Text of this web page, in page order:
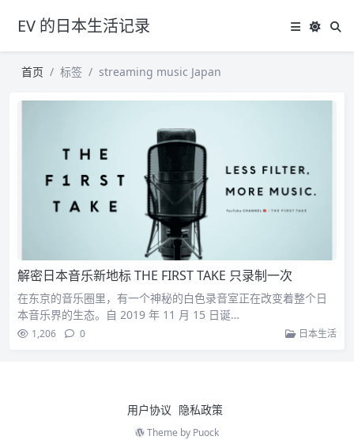
EV 的日本生活记录
首页 标签 streaming music Japan
解密日本音乐新地标 THE FIRST TAKE 只录制一次
在东京的音乐圈里，有一个神秘的白色录音室正在改变着整个日
本音乐界的生态。自 2019 年 11 月 15 日诞…
1,206 0 日本生活
用户协议 隐私政策
Theme by Puock